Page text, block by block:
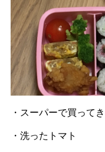
・スーパーで買って
・洗ったトマト